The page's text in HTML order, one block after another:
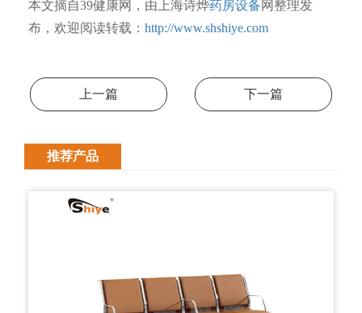
本文摘自39健康网，由上海诗烨药房设备网整理发
布，欢迎阅读转载： http://www.shshiye.com
上一篇 下一篇
推荐产品